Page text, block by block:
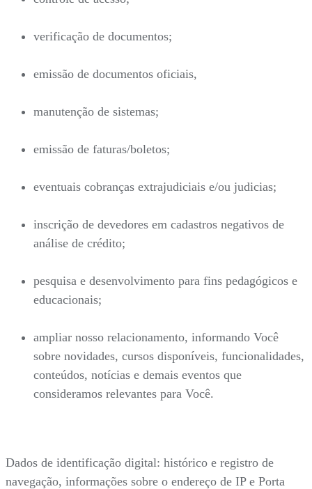
verificação de documentos;
emissão de documentos oficiais,
manutenção de sistemas;
emissão de faturas/boletos;
eventuais cobranças extrajudiciais e/ou judicias;
inscrição de devedores em cadastros negativos de
análise de crédito;
pesquisa e desenvolvimento para fins pedagógicos e
educacionais;
ampliar nosso relacionamento, informando Você
sobre novidades, cursos disponíveis, funcionalidades,
conteúdos, notícias e demais eventos que
consideramos relevantes para Você.
Dados de identificação digital: histórico e registro de
navegação, informações sobre o endereço de IP e Porta